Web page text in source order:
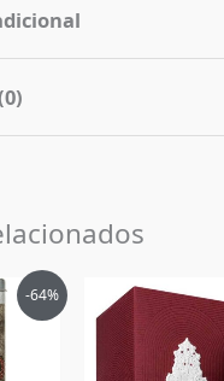
Emiratos Arabes
Eau de Parfum
en valorar
para publicar una
-64%
El
precio
actual